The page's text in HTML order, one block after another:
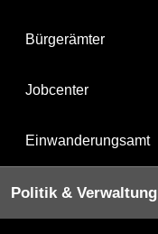
Bürgerämter
Jobcenter
Einwanderungsamt
Politik & Verwaltung